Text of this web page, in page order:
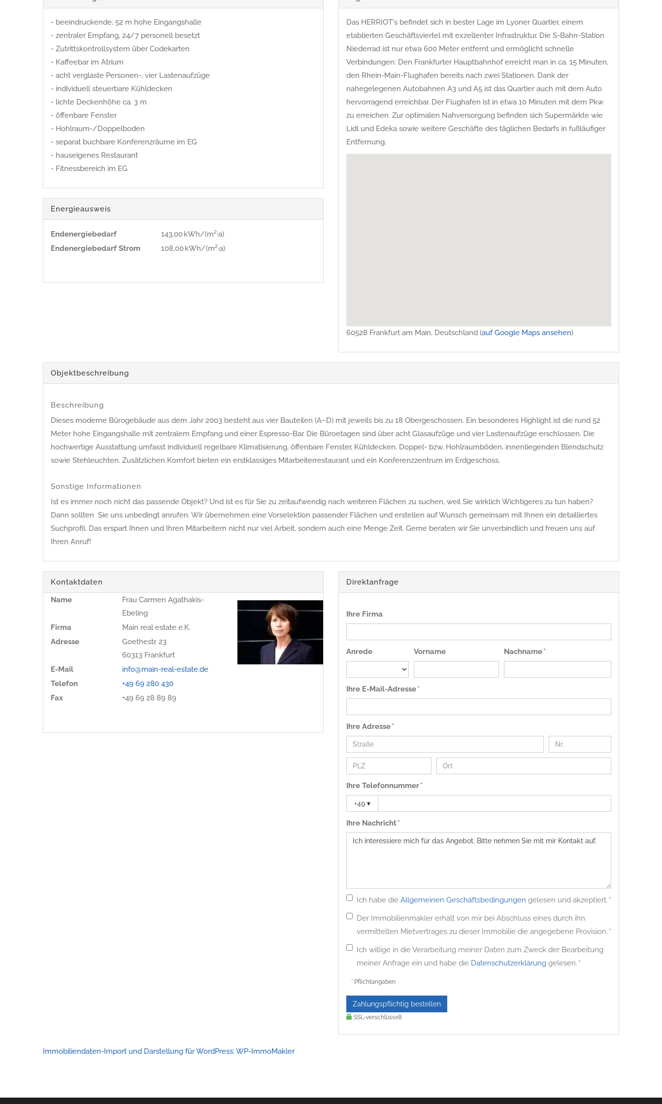
- beeindruckende, 52 m hohe Eingangshalle
- zentraler Empfang, 24/7 personell besetzt
- Zutrittskontrollsystem über Codekarten
- Kaffeebar im Atrium
- acht verglaste Personen-, vier Lastenaufzüge
- individuell steuerbare Kühldecken
- lichte Deckenhöhe ca. 3 m
- öffenbare Fenster
- Hohlraum-/Doppelboden
- separat buchbare Konferenzräume im EG
- hauseigenes Restaurant
- Fitnessbereich im EG
Energieausweis
Endenergie­bedarf
143,00 kWh/(m²·a)
Endenergie­bedarf Strom
108,00 kWh/(m²·a)
Das HERRIOT's befindet sich in bester Lage im Lyoner Quartier, einem
etablierten Geschäftsviertel mit exzellenter Infrastruktur. Die S-Bahn-Station
Niederrad ist nur etwa 600 Meter entfernt und ermöglicht schnelle
Verbindungen: Den Frankfurter Hauptbahnhof erreicht man in ca. 15 Minuten,
den Rhein-Main-Flughafen bereits nach zwei Stationen. Dank der
nahegelegenen Autobahnen A3 und A5 ist das Quartier auch mit dem Auto
hervorragend erreichbar. Der Flughafen ist in etwa 10 Minuten mit dem Pkw
zu erreichen. Zur optimalen Nahversorgung befinden sich Supermärkte wie
Lidl und Edeka sowie weitere Geschäfte des täglichen Bedarfs in fußläufiger
Entfernung.
60528 Frankfurt am Main, Deutschland (auf Google Maps ansehen)
Objekt­beschreibung
Beschreibung
Dieses moderne Bürogebäude aus dem Jahr 2003 besteht aus vier Bauteilen (A–D) mit jeweils bis zu 18 Obergeschossen. Ein besonderes Highlight ist die rund 52
Meter hohe Eingangshalle mit zentralem Empfang und einer Espresso-Bar. Die Büroetagen sind über acht Glasaufzüge und vier Lastenaufzüge erschlossen. Die
hochwertige Ausstattung umfasst individuell regelbare Klimatisierung, öffenbare Fenster, Kühldecken, Doppel- bzw. Hohlraumböden, innenliegenden Blendschutz
sowie Stehleuchten. Zusätzlichen Komfort bieten ein erstklassiges Mitarbeiterrestaurant und ein Konferenzzentrum im Erdgeschoss.
Sonstige Informationen
Ist es immer noch nicht das passende Objekt? Und ist es für Sie zu zeitaufwendig nach weiteren Flächen zu suchen, weil Sie wirklich Wichtigeres zu tun haben?
Dann sollten Sie uns unbedingt anrufen. Wir übernehmen eine Vorselektion passender Flächen und erstellen auf Wunsch gemeinsam mit Ihnen ein detailliertes
Suchprofil. Das erspart Ihnen und Ihren Mitarbeitern nicht nur viel Arbeit, sondern auch eine Menge Zeit. Gerne beraten wir Sie unverbindlich und freuen uns auf
Ihren Anruf!
Kontaktdaten
Name
Frau Carmen Agathakis-
Ebeling
Firma
Main real estate e.K.
Adresse
Goethestr. 23
60313 Frankfurt
E-Mail
info@main-real-estate.de
Telefon
+49 69 280 430
Fax
+49 69 28 89 89
Direktanfrage
Ihre Firma
Anrede Vorname Nachname *
Ihre E-Mail-Adresse *
Ihre Adresse *
Ihre Telefonnummer *
+49 ▾
Ihre Nachricht *
Ich habe die Allgemeinen Geschäftsbedingungen gelesen und akzeptiert. *
Der Immobilienmakler erhält von mir bei Abschluss eines durch ihn
vermittelten Mietvertrages zu dieser Immobilie die angegebene Provision. *
Ich willige in die Verarbeitung meiner Daten zum Zweck der Bearbeitung
meiner Anfrage ein und habe die Datenschutzerklärung gelesen. *
* Pflichtangaben
Zahlungspflichtig bestellen
SSL-verschlüsselt
Immobiliendaten-Import und Darstellung für WordPress: WP-ImmoMakler